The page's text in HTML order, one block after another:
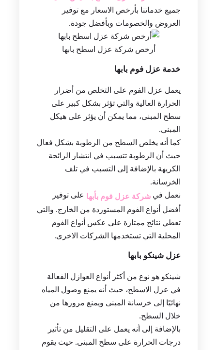
جميع خدماتنا بأرخص الاسعار مع توفير
العروض والخصومات وبأفضل جودة.
أرخص شركة عزل اسطح بابها
خدمة عزل فوم بابها
يعمل عزل الفوم على التخلص من أضرار
الحرارة العالية والتي تؤثر بشكل كبير على
سطح المبنى، مما يمكن أن يؤثر على هيكل
المبنى.
كما أنه يخلص السطح من الرطوبة بشكل فعال
حيث أن الرطوبة تتسبب في انتشار الرائحة
الكريهة بالإضافة إلى التسبب في تلف
الخرسانة.
نعمل في شركة عزل فوم بأبها على توفير
أفضل أنواع الفوم المستوردة من الخارج. والتي
تعطي نتائج ممتازة على عكس أنواع الفوم
المحلية التي تستخدمها الشركات الاخرى.
عزل شينكو بابها
شينكو هو نوع من أكثر أنواع العوازل الفعالة
في عزل الاسطح، حيث أنه يمنع وصول المياه
نهائيًا إلى خرسانة المبنى ويمنع مرورها من
خلال السطح.
بالإضافة إلى أنه يعمل على التقليل من تأثير
درجات الحرارة على سطح المبنى. حيث يقوم